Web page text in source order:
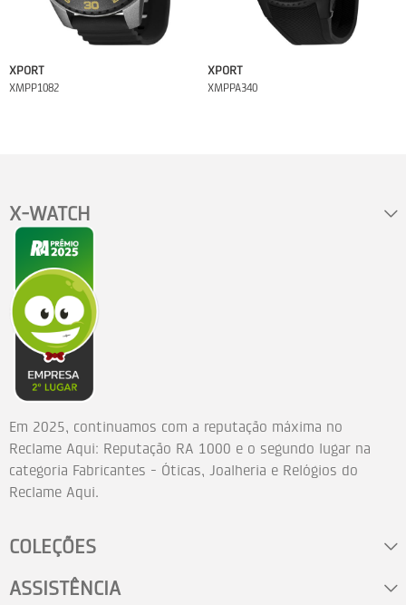
XPORT
XMPP1082
XPORT
XMPPA340
X-WATCH
Em 2025, continuamos com a reputação máxima no
Reclame Aqui: Reputação RA 1000 e o segundo lugar na
categoria Fabricantes - Óticas, Joalheria e Relógios do
Reclame Aqui.
COLEÇÕES
ASSISTÊNCIA